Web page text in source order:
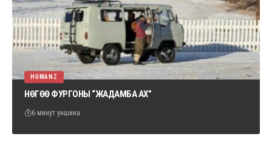
HUMANZ
НӨГӨӨ ФУРГОНЫ “ЖАДАМБА АХ”
6 минут уншина